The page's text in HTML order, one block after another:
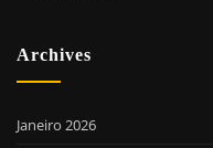
Archives
Janeiro 2026